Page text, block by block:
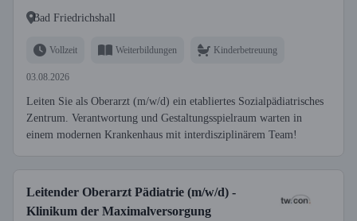
Bad Friedrichshall
Vollzeit Weiterbildungen Kinderbetreuung
03.08.2026
Leiten Sie als Oberarzt (m/w/d) ein etabliertes Sozialpädiatrisches
Zentrum. Verantwortung und Gestaltungsspielraum warten in
einem modernen Krankenhaus mit interdisziplinärem Team!
Leitender Oberarzt Pädiatrie (m/w/d) -
Klinikum der Maximalversorgung